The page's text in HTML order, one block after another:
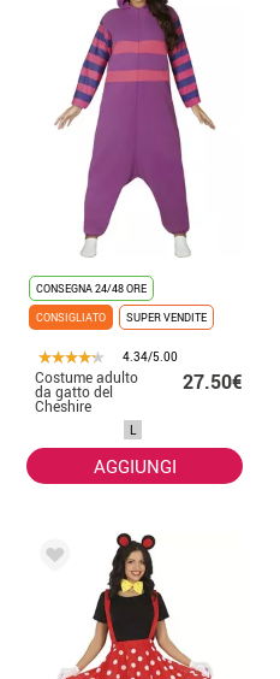
CONSEGNA 24/48 ORE
CONSIGLIATO
SUPER VENDITE
4.34/5.00
Costume adulto
da gatto del
Cheshire
27.50€
L
AGGIUNGI